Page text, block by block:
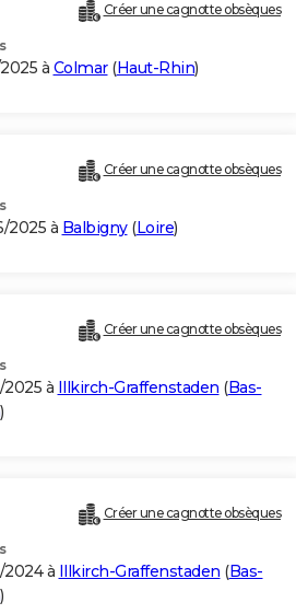
Créer une cagnotte obsèques
2025 à Colmar(Haut-Rhin)
Créer une cagnotte obsèques
2025 à Balbigny(Loire)
Créer une cagnotte obsèques
2025 à Illkirch-Graffenstaden (Bas-
)
Créer une cagnotte obsèques
2024 à Illkirch-Graffenstaden (Bas-
)